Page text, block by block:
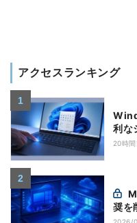
アクセスランキング
利な
20時間
奨を